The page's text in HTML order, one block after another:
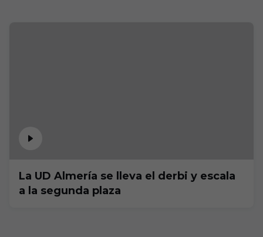
La UD Almería se lleva el derbi y escala
a la segunda plaza